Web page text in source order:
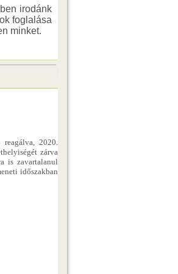
irodánk
foglalása
minket.
2020.
zárva
is zavartalanul
időszakban